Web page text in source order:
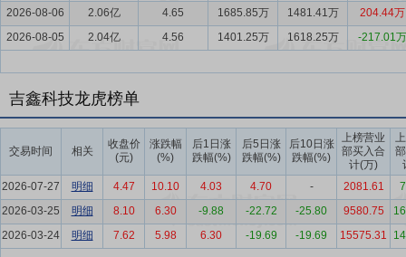
山县东部的宣惠河、宣北干沟、李肖干沟沿岸区域及周边盐碱地，规
2019年4月11日全部并网，二期项目于2020年7月12日全部并网，两
球风能理事会（GWEC）初步统计数据显示，2025年全球风电新增
升。GWEC进一步预测，到2030年，全球风电运营总容量有望突破
等国海上风电开发加速，新增装机量稳步上升；亚非拉新兴市场凭借
期，但整体仍贡献一定增量，全球全年风电市场规模基本符合预期。
截至2025年底，全国累计发电装机容量38.9亿千瓦，同比增长16.1%
电装机容量119.87GW，同比增长50.2%。这一增长态势主要源于
要点6：品牌优势
凭借领先的铸造工艺技术与始终如一的高品质产品
商务厅颁发的“江苏省重点培育和发展的国际知名品牌”、“JIXIN”获得
2026-08-06
2.06亿 4.65 1685.85万 1481.41万
204.44万
2026-08-05
2.04亿 4.56 1401.25万 1618.25万 -217.01万
吉鑫科技龙虎榜单
交易时间 相关
收盘价
(元)
涨跌幅
(%)
后1日涨
跌幅(%)
后5日涨
跌幅(%)
后10日涨
跌幅(%)
上榜营业
部买入合
计(万)
2026-07-27
明细 4.47 10.10 4.03 4.70 - 2081.61
2026-03-25
明细 8.10 6.30 -9.88 -22.72 -25.80 9580.75
2026-03-24
明细 7.62 5.98 6.30 -19.69 -19.69 15575.31